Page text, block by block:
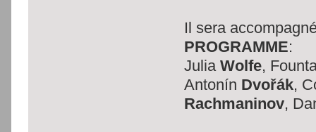
Il sera
PROGRAMME:
JuliaWolfe,
Antonín Dvořák,
Rachmaninov,